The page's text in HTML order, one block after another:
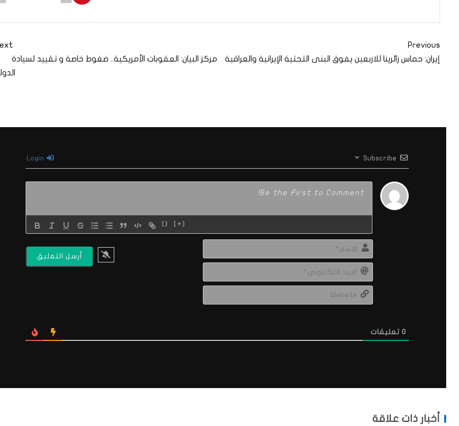
Previous
إيران: حماس زائرينا للاربعين يفوق البنى التحتية الإيرانية والعراقية
مركز البيان: العقوبات الأمريكية.. ضغوط خاصة و تقييد لسيادة
Subscribe
{} [+]
الاسم*
البريد
Website
0 تعليقات
أخبار ذات علاقة